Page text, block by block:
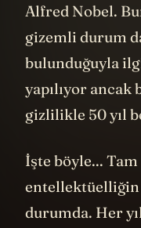
Alfred Nobel.
gizemli durum
bulunduğuyla
yapılıyor
gizlilikle 50 yıl
İşte böyle...
entellektüelliğin
durumda. Her